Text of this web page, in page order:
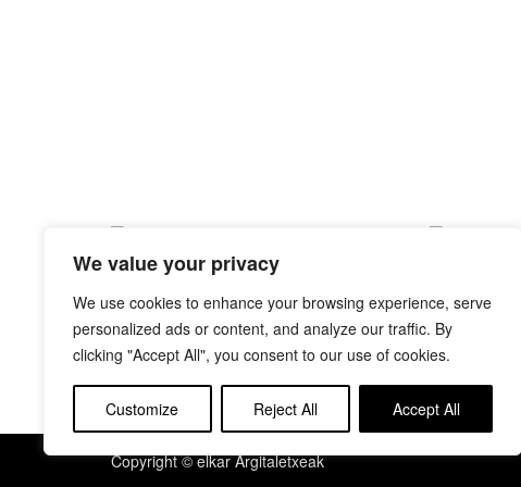
We value your privacy
We use cookies to enhance your browsing experience, serve
personalized ads or content, and analyze our traffic. By
clicking "Accept All", you consent to our use of cookies.
Customize Reject All Accept All
SERAFIN ETA BASOKO ANIMALIAK
BATZUK RUDYARD
Copyright © elkar Argitaletxeak